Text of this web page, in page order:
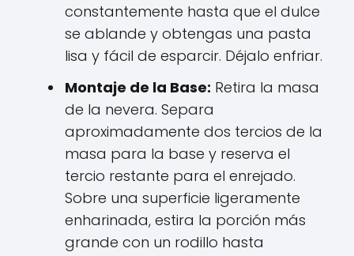
constantemente hasta que el dulce
se ablande y obtengas una pasta
lisa y fácil de esparcir. Déjalo enfriar.
Montaje de la Base: Retira la masa
de la nevera. Separa
aproximadamente dos tercios de la
masa para la base y reserva el
tercio restante para el enrejado.
Sobre una superficie ligeramente
enharinada, estira la porción más
grande con un rodillo hasta